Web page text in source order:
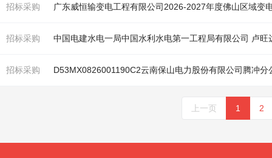
招标采购 广东威恒输变电工程有限公司2026-2027年度佛山区域变
招标采购
招标采购
上一页 1 2